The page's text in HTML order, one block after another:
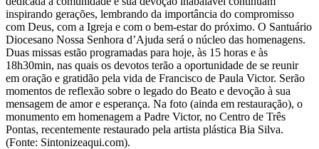
inspirando gerações, lembrando da importância do compromisso
com Deus, com a Igreja e com o bem-estar do próximo. O Santuário
Diocesano Nossa Senhora d’Ajuda será o núcleo das homenagens.
Duas missas estão programadas para hoje, às 15 horas e às
18h30min, nas quais os devotos terão a oportunidade de se reunir
em oração e gratidão pela vida de Francisco de Paula Victor. Serão
momentos de reflexão sobre o legado do Beato e devoção à sua
mensagem de amor e esperança. Na foto (ainda em restauração), o
monumento em homenagem a Padre Victor, no Centro de Três
Pontas, recentemente restaurado pela artista plástica Bia Silva.
(Fonte: Sintonizeaqui.com).